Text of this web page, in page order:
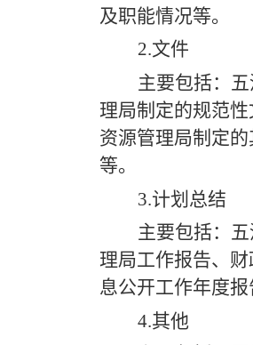
及职能情况等。
2.文件
主要包括：
理局制定的规范
资源管理局制定
等。
3.计划总结
主要包括：
理局工作报告、财
息公开工作年度报
4.其他